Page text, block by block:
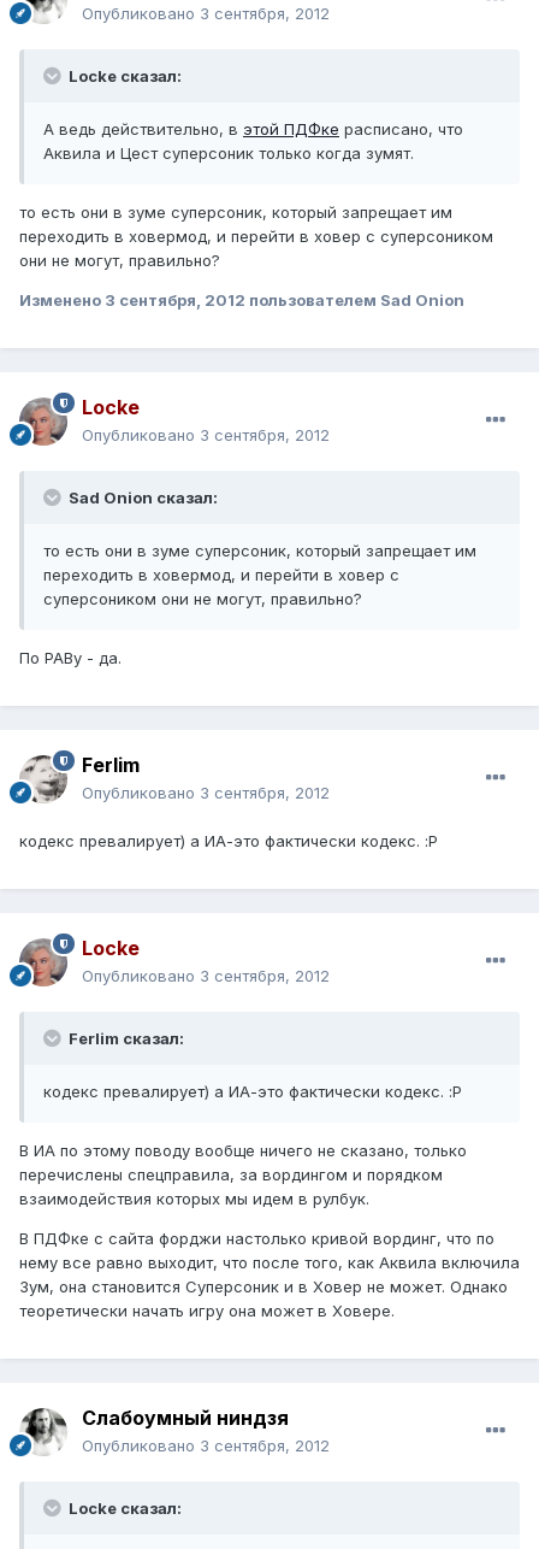
Опубликовано 3 сентября, 2012
Locke сказал:
А ведь действительно, в этой ПДФке расписано, что
Аквила и Цест суперсоник только когда зумят.
то есть они в зуме суперсоник, который запрещает им
переходить в ховермод, и перейти в ховер с суперсоником
они не могут, правильно?
Изменено 3 сентября, 2012 пользователем Sad Onion
Locke
Опубликовано 3 сентября, 2012
Sad Onion сказал:
то есть они в зуме суперсоник, который запрещает им
переходить в ховермод, и перейти в ховер с
суперсоником они не могут, правильно?
По РАВу - да.
Ferlim
Опубликовано 3 сентября, 2012
кодекс превалирует) а ИА-это фактически кодекс. :P
Locke
Опубликовано 3 сентября, 2012
Ferlim сказал:
кодекс превалирует) а ИА-это фактически кодекс. :P
В ИА по этому поводу вообще ничего не сказано, только
перечислены спецправила, за вордингом и порядком
взаимодействия которых мы идем в рулбук.
В ПДФке с сайта форджи настолько кривой вординг, что по
нему все равно выходит, что после того, как Аквила включила
Зум, она становится Суперсоник и в Ховер не может. Однако
теоретически начать игру она может в Ховере.
Слабоумный ниндзя
Опубликовано 3 сентября, 2012
Locke сказал: